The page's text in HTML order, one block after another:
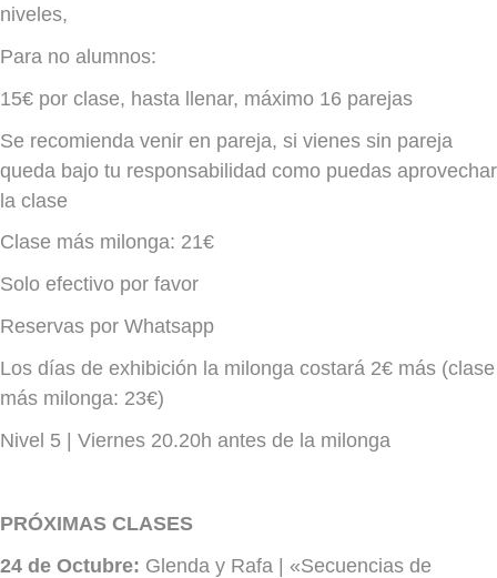
niveles,
Para no alumnos:
15€ por clase, hasta llenar, máximo 16 parejas
Se recomienda venir en pareja, si vienes sin pareja
queda bajo tu responsabilidad como puedas aprovechar
la clase
Clase más milonga: 21€
Solo efectivo por favor
Reservas por Whatsapp
Los días de exhibición la milonga costará 2€ más (clase
más milonga: 23€)
Nivel 5 | Viernes 20.20h antes de la milonga
PRÓXIMAS CLASES
24 de Octubre: Glenda y Rafa | «Secuencias de